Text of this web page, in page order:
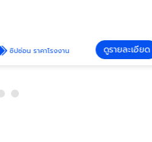
อน ราคาโรงงาน ดูรายละเอียด